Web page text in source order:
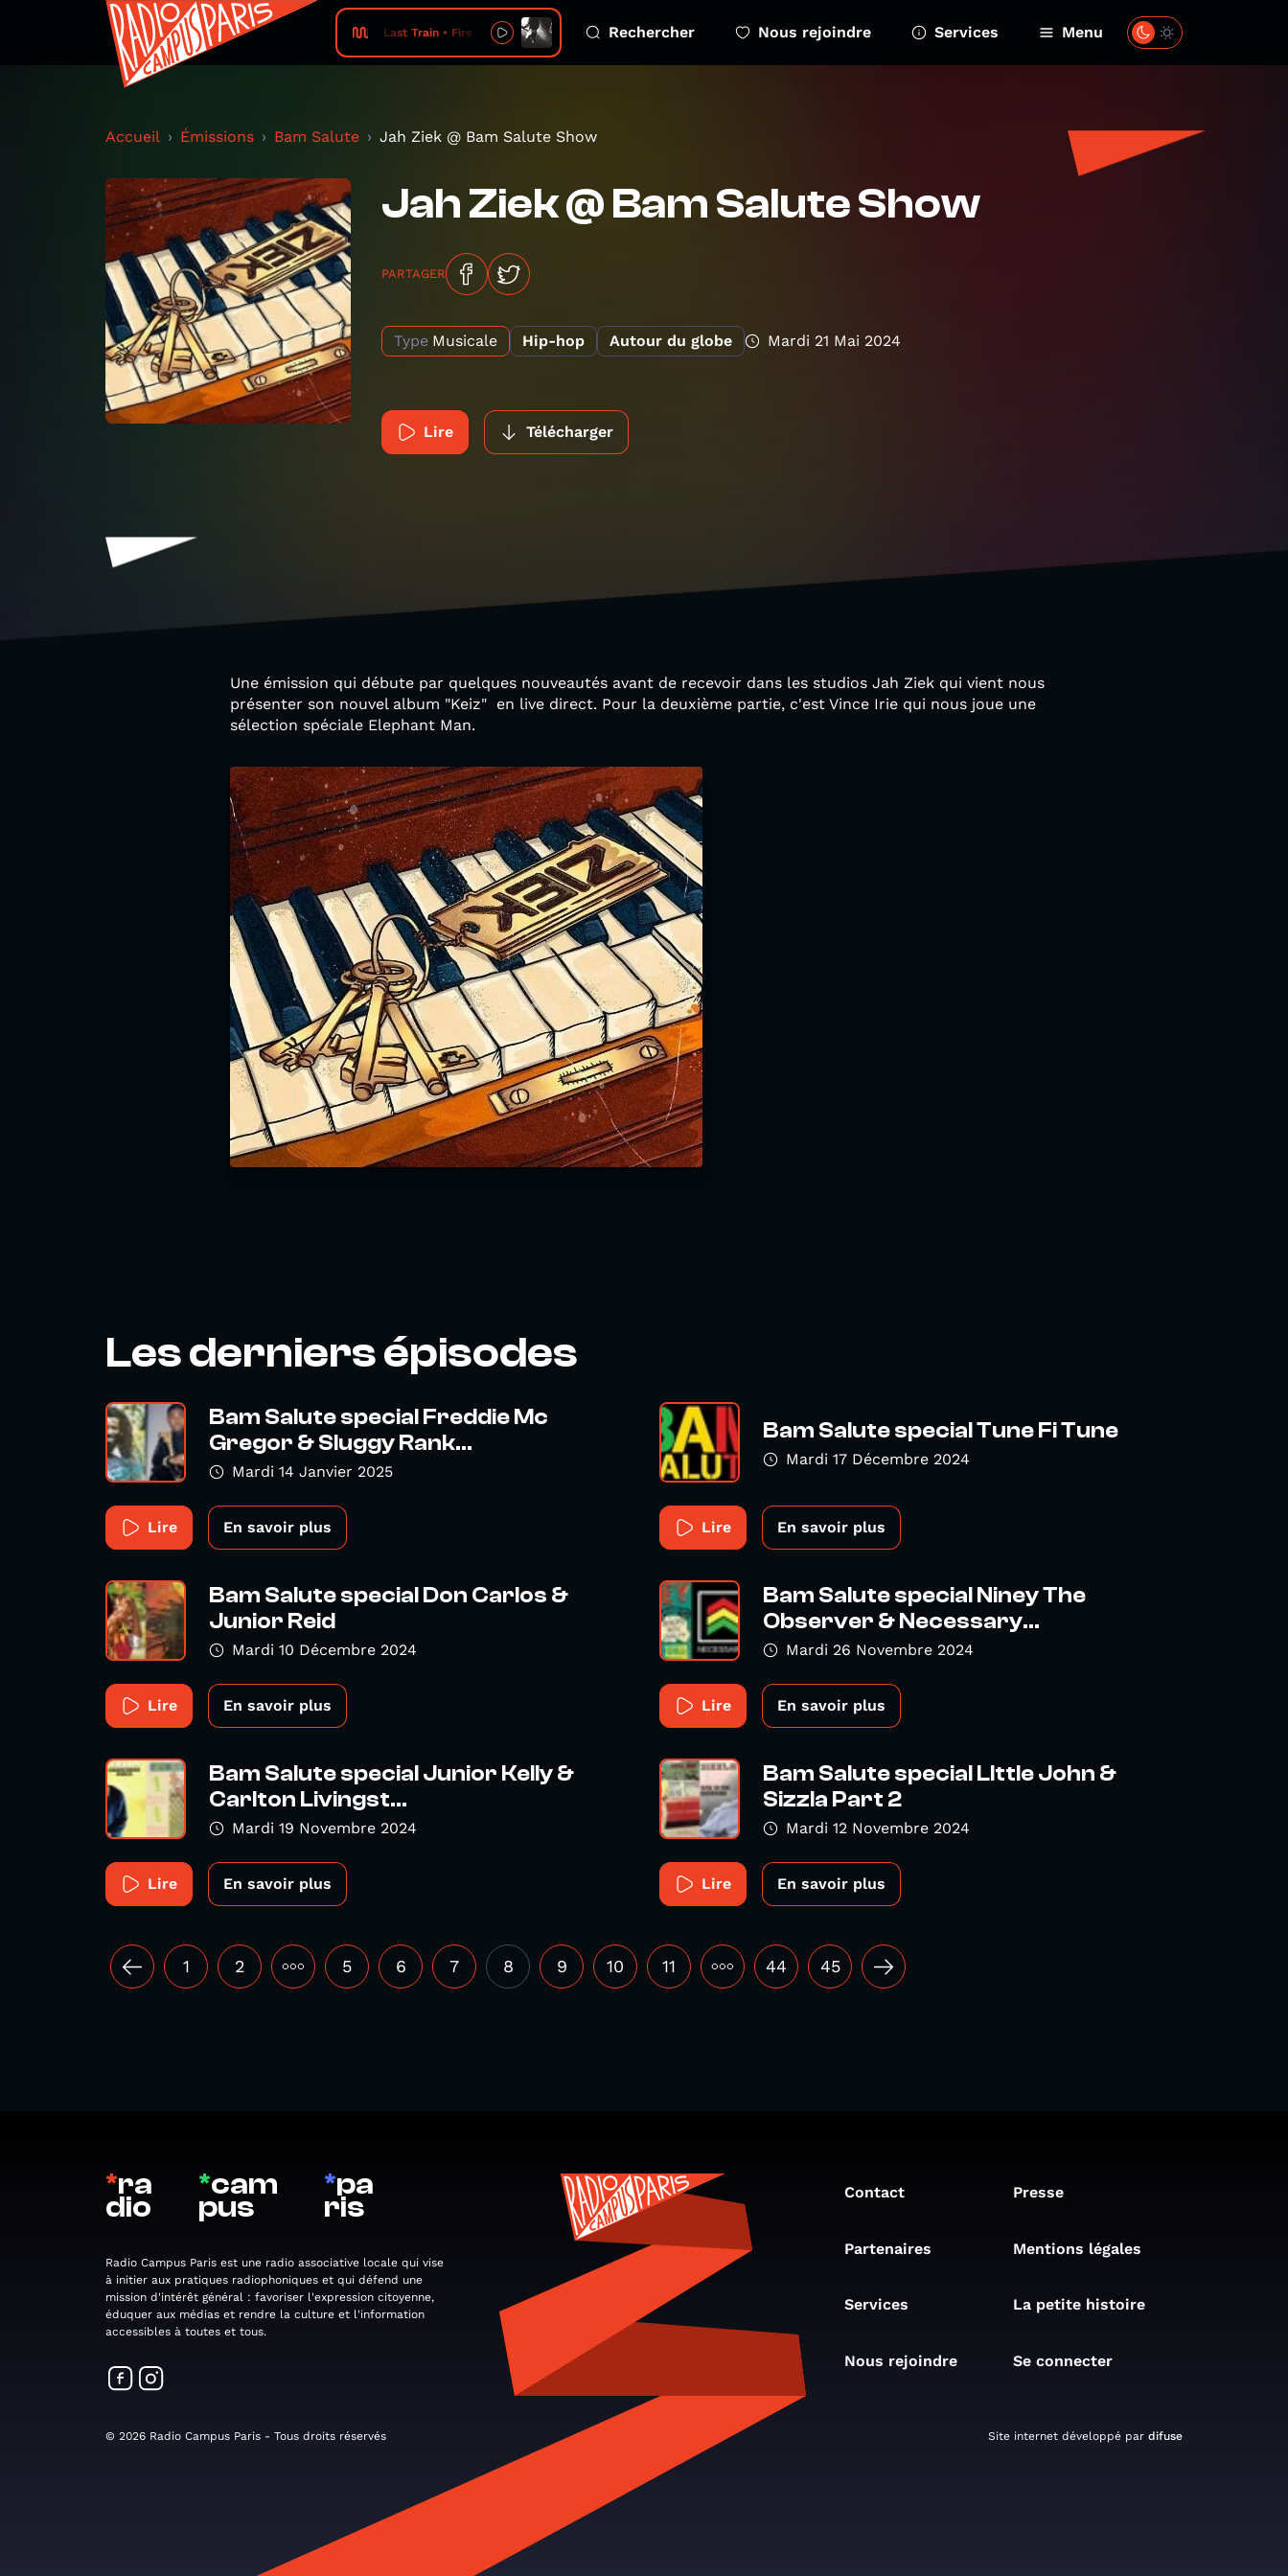
Last Train • Fire Rechercher Nous rejoindre Services Menu
Accueil Émissions Bam Salute Jah Ziek @ Bam Salute Show
Jah Ziek @ Bam Salute Show
PARTAGER
Type Musicale Hip-hop Autour du globe Mardi 21 Mai 2024
Lire Télécharger
Une émission qui débute par quelques nouveautés avant de recevoir dans les studios Jah Ziek qui vient nous
présenter son nouvel album "Keiz" en live direct. Pour la deuxième partie, c'est Vince Irie qui nous joue une
sélection spéciale Elephant Man.
Les derniers épisodes
Bam Salute special Freddie Mc
Gregor & Sluggy Rank...
Mardi 14 Janvier 2025
Lire En savoir plus
Bam Salute special Tune Fi Tune
Mardi 17 Décembre 2024
Lire En savoir plus
Bam Salute special Don Carlos &
Junior Reid
Mardi 10 Décembre 2024
Lire En savoir plus
Bam Salute special Niney The
Observer & Necessary...
Mardi 26 Novembre 2024
Lire En savoir plus
Bam Salute special Junior Kelly &
Carlton Livingst...
Mardi 19 Novembre 2024
Lire En savoir plus
Bam Salute special LIttle John &
Sizzla Part 2
Mardi 12 Novembre 2024
Lire En savoir plus
1 2 ••• 5 6 7 8 9 10 11 ••• 44 45
*ra
dio
*cam
pus
*pa
ris
Radio Campus Paris est une radio associative locale qui vise
à initier aux pratiques radiophoniques et qui défend une
mission d'intérêt général : favoriser l'expression citoyenne,
éduquer aux médias et rendre la culture et l'information
accessibles à toutes et tous.
Contact Presse
Partenaires Mentions légales
Services La petite histoire
Nous rejoindre Se connecter
© 2026 Radio Campus Paris - Tous droits réservés Site internet développé par difuse